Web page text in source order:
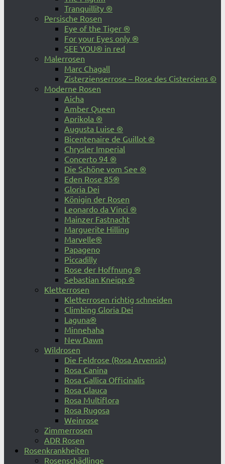
Tranquillity ®
Persische Rosen
Eye of the Tiger ®
For your Eyes only ®
SEE YOU® in red
Malerrosen
Marc Chagall
Zisterzienserrose – Rose des Cisterciens ©
Moderne Rosen
Aicha
Amber Queen
Aprikola ®
Augusta Luise ®
Bicentenaire de Guillot ®
Chrysler Imperial
Concerto 94 ®
Die Schöne vom See ®
Eden Rose 85®
Gloria Dei
Königin der Rosen
Leonardo da Vinci ®
Mainzer Fastnacht
Marguerite Hilling
Marvelle®
Papageno
Piccadilly
Rose der Hoffnung ®
Sebastian Kneipp ®
Kletterrosen
Kletterrosen richtig schneiden
Climbing Gloria Dei
Laguna®
Minnehaha
New Dawn
Wildrosen
Die Feldrose (Rosa Arvensis)
Rosa Canina
Rosa Gallica Officinalis
Rosa Glauca
Rosa Multiflora
Rosa Rugosa
Weinrose
Zimmerrosen
ADR Rosen
Rosenkrankheiten
Rosenschädlinge